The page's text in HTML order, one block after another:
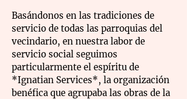
Basándonos en las tradiciones de
servicio de todas las parroquias del
vecindario, en nuestra labor de
servicio social seguimos
particularmente el espíritu de
*Ignatian Services*, la organización
benéfica que agrupaba las obras de la